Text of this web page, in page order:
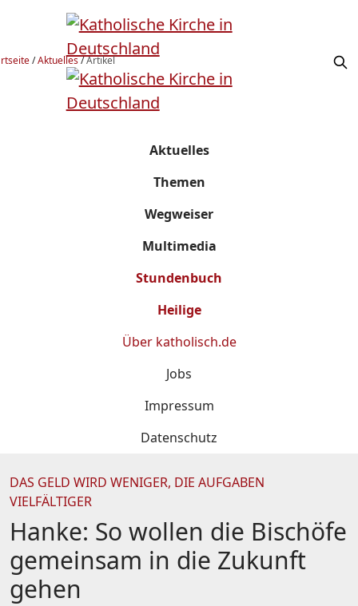
/Aktuelles/Artikel
Aktuelles
Themen
Wegweiser
Multimedia
Stundenbuch
Heilige
Über katholisch.de
Jobs
Impressum
Datenschutz
DAS GELD WIRD WENIGER, DIE AUFGABEN
VIELFÄLTIGER
Hanke: So wollen die Bischöfe
gemeinsam in die Zukunft
gehen